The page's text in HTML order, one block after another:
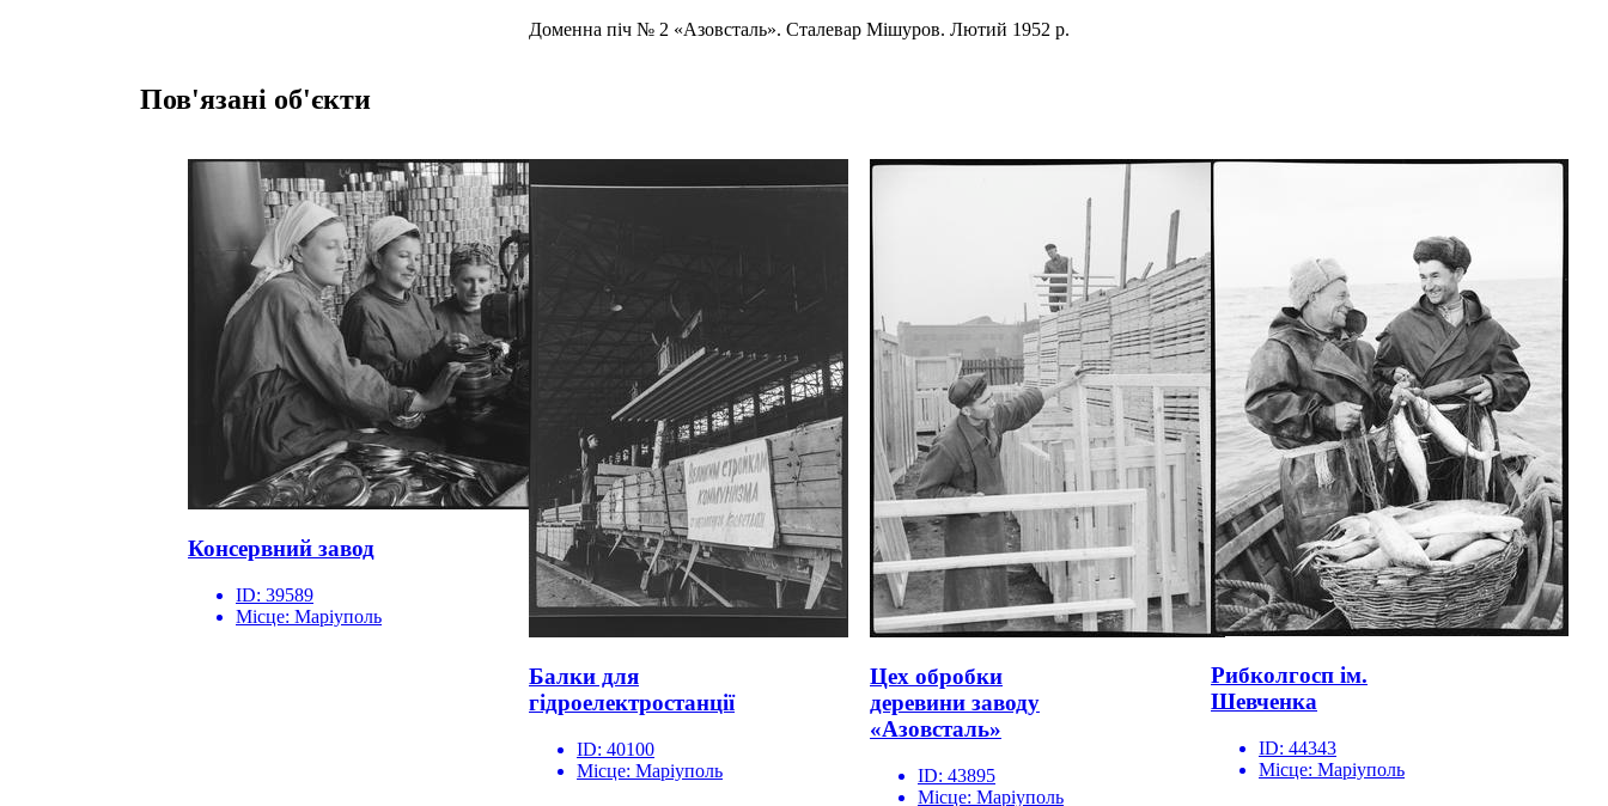
Доменна піч № 2 «Азовсталь». Сталевар Мішуров. Лютий 1952 р.
Пов'язані об'єкти
Консервний завод
ID: 39589
Місце: Маріуполь
Балки для
гідроелектростанції
ID: 40100
Місце: Маріуполь
Цех обробки
деревини заводу
«Азовсталь»
ID: 43895
Місце: Маріуполь
Рибколгосп ім.
Шевченка
ID: 44343
Місце: Маріуполь